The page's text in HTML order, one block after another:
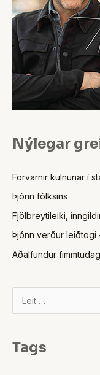
Nýlegar
Forvarnir kulnunar í
Þjónn fólksins
Fjölbreytileiki,
Þjónn verður leiðtogi
Aðalfundur
Tags